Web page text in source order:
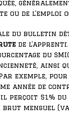
ou de l’emploi
du bulletin
de
du
ainsi
exemple,
année de
perçoit 51% du
brut mensuel